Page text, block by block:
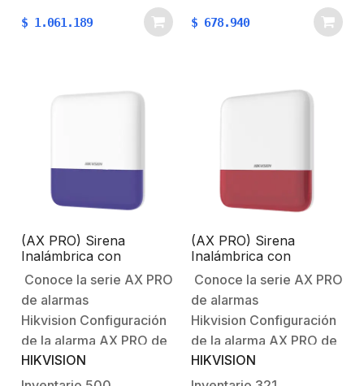
Intrusiones AX
hasta 48 zonas o salidas
Lectores Tag o…
$ 1.061.189
Intrusiones AX
hasta 48 zonas o salidas
Lectores Tag o…
$ 678.940
(AX PRO) Sirena
Inalámbrica con
Estrobo Azul para
Exterior IP65 / 110 dB
Conoce la serie AX PRO
de alarmas
Hikvision Configuración
de la alarma AX PRO de
HikvisionBienvenido al
futuro con AX PRO
HIKVISION
(AX PRO) Sirena
Inalámbrica con
Estrobo Rojo para
Exterior IP65 / 110 dB
Conoce la serie AX PRO
de alarmas
Hikvision Configuración
de la alarma AX PRO de
HikvisionBienvenido al
futuro con AX PRO
HIKVISION